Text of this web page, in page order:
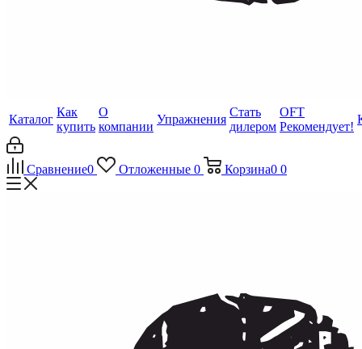
Каталог
Как
купить
О
компании
Упражнения
Стать
дилером
OFT
Рекомендует!
Сравнение0 Отложенные 0 Корзина0 0